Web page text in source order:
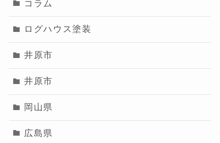
コラム
ログハウス塗装
井原市
井原市
岡山県
広島県